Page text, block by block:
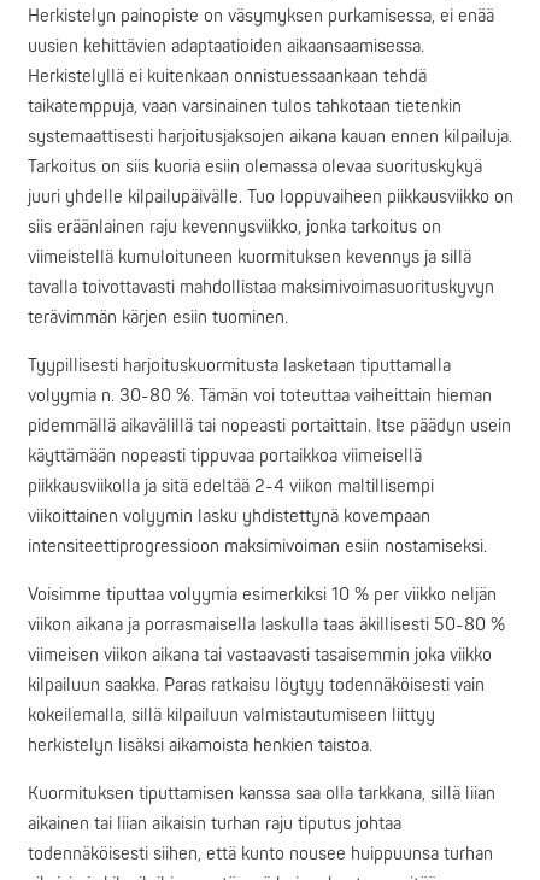
Herkistelyn painopiste on väsymyksen purkamisessa, ei enää
uusien kehittävien adaptaatioiden aikaansaamisessa.
Herkistelyllä ei kuitenkaan onnistuessaankaan tehdä
taikatemppuja, vaan varsinainen tulos tahkotaan tietenkin
systemaattisesti harjoitusjaksojen aikana kauan ennen kilpailuja.
Tarkoitus on siis kuoria esiin olemassa olevaa suorituskykyä
juuri yhdelle kilpailupäivälle. Tuo loppuvaiheen piikkausviikko on
siis eräänlainen raju kevennysviikko, jonka tarkoitus on
viimeistellä kumuloituneen kuormituksen kevennys ja sillä
tavalla toivottavasti mahdollistaa maksimivoimasuorituskyvyn
terävimmän kärjen esiin tuominen.
Tyypillisesti harjoituskuormitusta lasketaan tiputtamalla
volyymia n. 30-80 %. Tämän voi toteuttaa vaiheittain hieman
pidemmällä aikavälillä tai nopeasti portaittain. Itse päädyn usein
käyttämään nopeasti tippuvaa portaikkoa viimeisellä
piikkausviikolla ja sitä edeltää 2-4 viikon maltillisempi
viikoittainen volyymin lasku yhdistettynä kovempaan
intensiteettiprogressioon maksimivoiman esiin nostamiseksi.
Voisimme tiputtaa volyymia esimerkiksi 10 % per viikko neljän
viikon aikana ja porrasmaisella laskulla taas äkillisesti 50-80 %
viimeisen viikon aikana tai vastaavasti tasaisemmin joka viikko
kilpailuun saakka. Paras ratkaisu löytyy todennäköisesti vain
kokeilemalla, sillä kilpailuun valmistautumiseen liittyy
herkistelyn lisäksi aikamoista henkien taistoa.
Kuormituksen tiputtamisen kanssa saa olla tarkkana, sillä liian
aikainen tai liian aikaisin turhan raju tiputus johtaa
todennäköisesti siihen, että kunto nousee huippuunsa turhan